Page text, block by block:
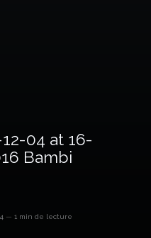
04 at 16-
Bambi
1 min de lecture